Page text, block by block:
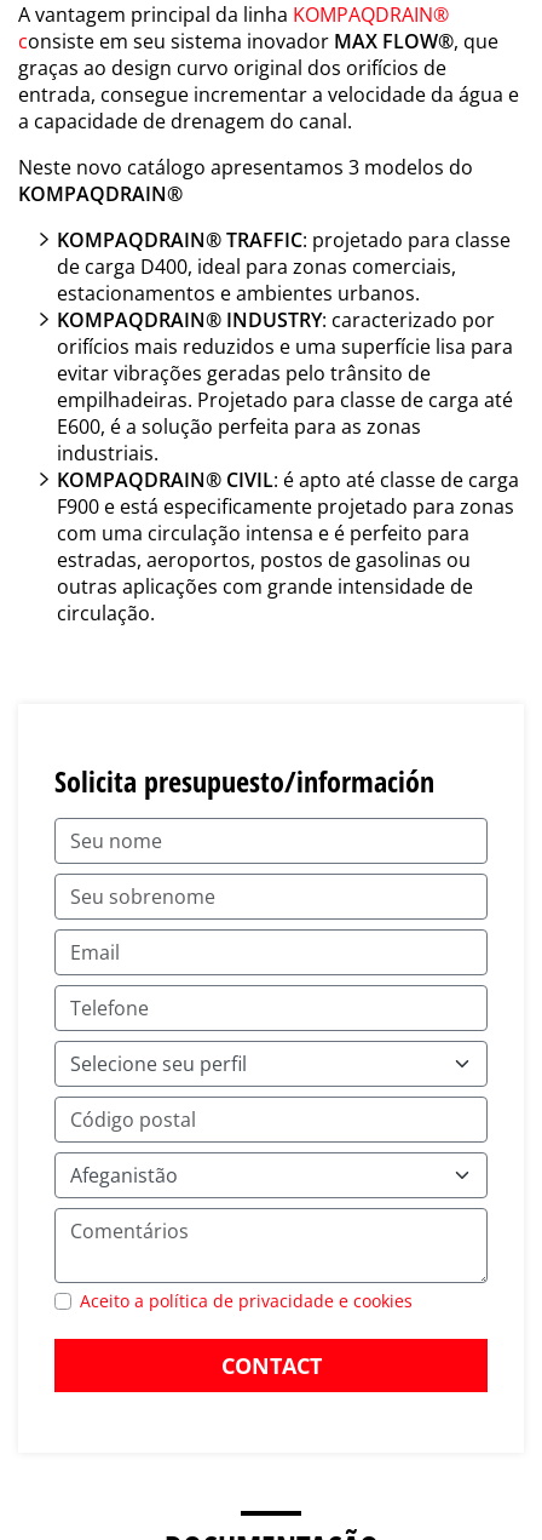
A vantagem principal da linha KOMPAQDRAIN®
consiste em seu sistema inovador MAX FLOW®, que
graças ao design curvo original dos orifícios de
entrada, consegue incrementar a velocidade da água e
a capacidade de drenagem do canal.
Neste novo catálogo apresentamos 3 modelos do
KOMPAQDRAIN®
KOMPAQDRAIN® TRAFFIC: projetado para classe
de carga D400, ideal para zonas comerciais,
estacionamentos e ambientes urbanos.
KOMPAQDRAIN® INDUSTRY: caracterizado por
orifícios mais reduzidos e uma superfície lisa para
evitar vibrações geradas pelo trânsito de
empilhadeiras. Projetado para classe de carga até
E600, é a solução perfeita para as zonas
industriais.
KOMPAQDRAIN® CIVIL: é apto até classe de carga
F900 e está especificamente projetado para zonas
com uma circulação intensa e é perfeito para
estradas, aeroportos, postos de gasolinas ou
outras aplicações com grande intensidade de
circulação.
Solicita presupuesto/información
Aceito a política de privacidade e cookies
CONTACT